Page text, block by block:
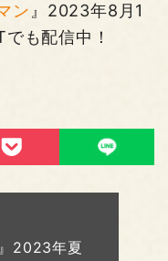
ン 』2023年8月1
も配信中！
2023年夏